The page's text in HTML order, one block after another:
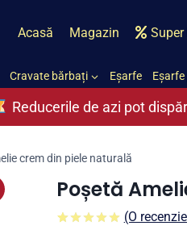
Acasă Magazin Super
Cravate bărbați Eșarfe
Reducerile de azi pot
crem din piele naturală
Poșetă
(O